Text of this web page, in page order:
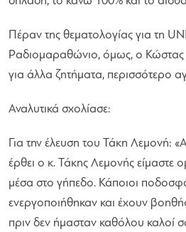
Πέραν της θεματολογίας για τη
Ραδιομαραθώνιο, όμως, ο Κώστας
για άλλα ζητήματα, περισσότερο
Αναλυτικά σχολίασε:
Για την έλευση του Τάκη Λεμονή:
έρθει ο κ. Τάκης Λεμονής είμαστε
μέσα στο γήπεδο. Κάποιοι
ενεργοποιήθηκαν και έχουν
πριν δεν ήμασταν καθόλου καλοί